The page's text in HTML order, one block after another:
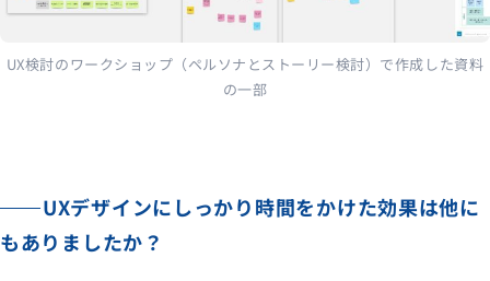
UX検討のワークショップ（ペルソナとストーリー検討）で作成した資料
の一部
UXデザインにしっかり時間をかけた効果は他に
もありましたか？